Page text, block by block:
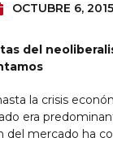
OCTUBRE 6, 2015
del
la crisis
era
del mercado ha